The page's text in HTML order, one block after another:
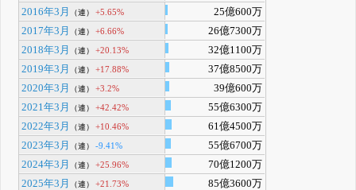
2016年3月
（連） +5.65%
25億600万
2017年3月
（連） +6.66%
26億7300万
2018年3月
（連） +20.13%
32億1100万
2019年3月
（連） +17.88%
37億8500万
2020年3月
（連） +3.2%
39億600万
2021年3月
（連） +42.42%
55億6300万
2022年3月
（連） +10.46%
61億4500万
2023年3月
（連） -9.41%
55億6700万
2024年3月
（連） +25.96%
70億1200万
2025年3月
（連） +21.73%
85億3600万